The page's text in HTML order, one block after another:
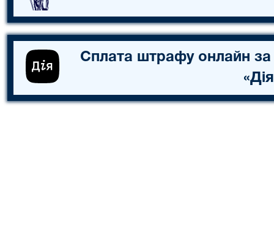
Сплата штрафу онлайн